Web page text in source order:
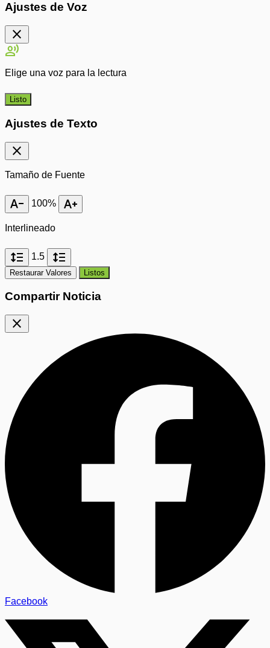
Ajustes de Voz
close
record_voice_over
Elige una voz para la lectura
Listo
Ajustes de Texto
close
Tamaño de Fuente
text_decrease 100% text_increase
Interlineado
format_line_spacing 1.5 format_line_spacing
Restaurar Valores Listos
Compartir Noticia
close
Facebook